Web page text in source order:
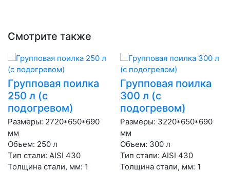
Смотрите также
Групповая поилка
250 л (с
подогревом)
Размеры: 2720*650*690
мм
Объем: 250 л
Тип стали: AISI 430
Толщина стали, мм: 1
Групповая поилка
300 л (с
подогревом)
Размеры: 3220*650*690
мм
Объем: 300 л
Тип стали: AISI 430
Толщина стали, мм: 1